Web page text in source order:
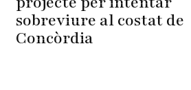
sobreviure al costat de
Concòrdia